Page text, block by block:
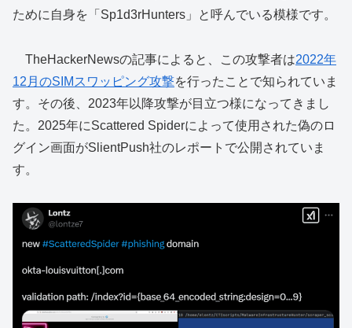
ために自身を「Sp1d3rHunters」と呼んでいる模様です。
TheHackerNewsの記事によると、この攻撃者は2022年
12月のSIMスワッピング攻撃を行ったことで知られていま
す。その後、2023年以降攻撃が目立つ様になってきまし
た。2025年にScattered Spiderによって使用された偽のロ
グイン画面がSlientPush社のレポートで公開されていま
す。